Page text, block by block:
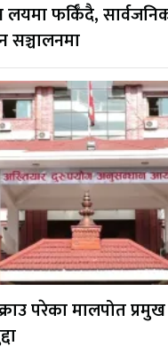
फर्किँदै,
सञ्चालनमा
परेका मालपोत प्रमुख